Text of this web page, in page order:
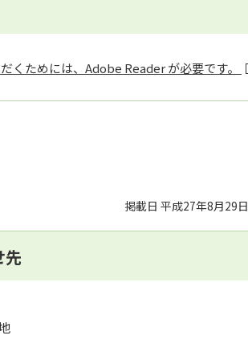
くためには、Adobe Reader が必要です。
掲載日 平成27年8月29日
先